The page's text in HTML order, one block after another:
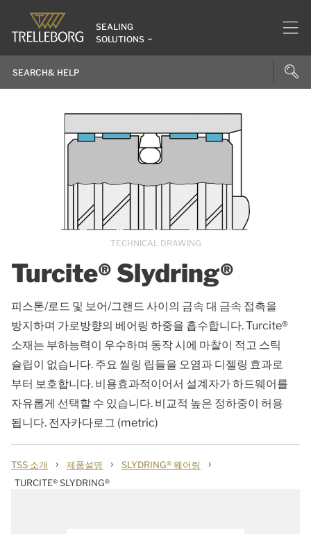
SEALING
SOLUTIONS
Turcite® Slydring®
피스톤/로드 및 보어/그랜드 사이의 금속 대 금속 접촉을
방지하며 가로방향의 베어링 하중을 흡수합니다. Turcite®
소재는 부하능력이 우수하며 동작 시에 마찰이 적고 스틱
슬립이 없습니다. 주요 씰링 립들을 오염과 디젤링 효과로
부터 보호합니다. 비용효과적이어서 설계자가 하드웨어를
자유롭게 선택할 수 있습니다. 비교적 높은 정하중이 허용
됩니다. 전자카다로그 (metric)
TECHNICAL DRAWING
TSS 소개 › 제품설명 › SLYDRING® 웨어링 ›
TURCITE® SLYDRING®